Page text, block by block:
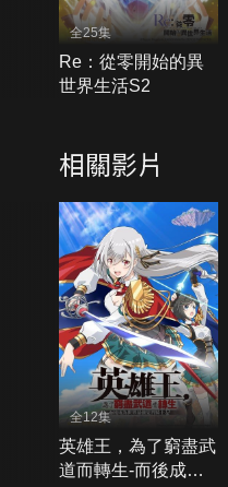
全25集
Re：從零開始的異
世界生活S2
相關影片
全12集
英雄王，為了窮盡武
道而轉生-而後成為